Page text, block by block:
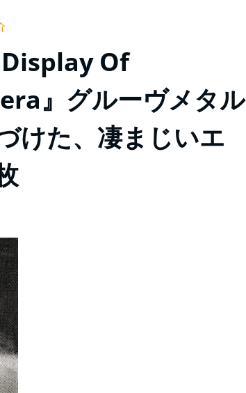
Display Of
』グルーヴメタル
けた、凄まじいエ